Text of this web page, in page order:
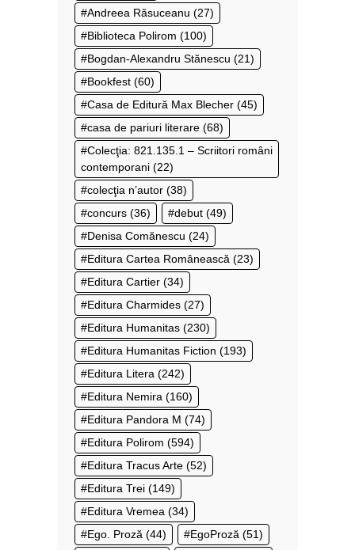
Andreea Răsuceanu (27)
Biblioteca Polirom (100)
Bogdan-Alexandru Stănescu (21)
Bookfest (60)
Casa de Editură Max Blecher (45)
casa de pariuri literare (68)
Colecţia: 821.135.1 – Scriitori români
contemporani (22)
colecţia n’autor (38)
concurs (36) debut (49)
Denisa Comănescu (24)
Editura Cartea Românească (23)
Editura Cartier (34)
Editura Charmides (27)
Editura Humanitas (230)
Editura Humanitas Fiction (193)
Editura Litera (242)
Editura Nemira (160)
Editura Pandora M (74)
Editura Polirom (594)
Editura Tracus Arte (52)
Editura Trei (149)
Editura Vremea (34)
Ego. Proză (44) EgoProză (51)